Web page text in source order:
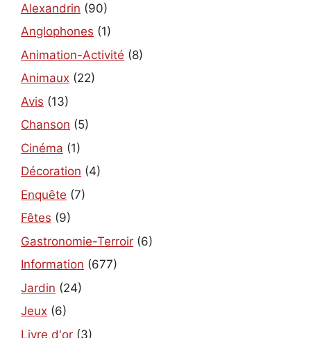
Alexandrin (90)
Anglophones (1)
Animation-Activité (8)
Animaux (22)
Avis (13)
Chanson (5)
Cinéma (1)
Décoration (4)
Enquête (7)
Fêtes (9)
Gastronomie-Terroir (6)
Information (677)
Jardin (24)
Jeux (6)
Livre d'or (3)